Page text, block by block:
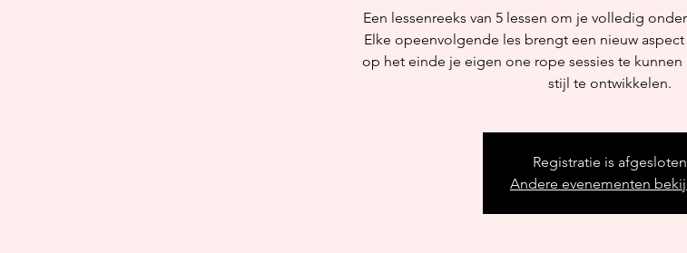
Een lessenreeks van 5 lessen om je volledig
Elke opeenvolgende les brengt een nieuw
op het einde je eigen one rope sessies te
stijl te ontwikkelen.
Registratie is afgesloten
Andere evenementen